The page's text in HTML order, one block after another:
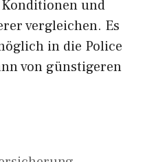
und
vergleichen. Es
in die Police
von günstigeren